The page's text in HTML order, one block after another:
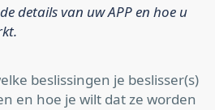
details van uw APP en hoe u
beslissingen je beslisser(s)
en hoe je wilt dat ze worden